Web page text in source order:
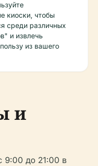
киоски, чтобы
среди различных
и извлечь
из вашего
и
9:00 до 21:00 в